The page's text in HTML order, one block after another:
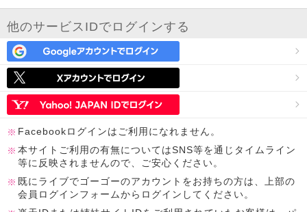
他のサービスIDでログインする
Facebookログインはご利用になれません。
本サイトご利用の有無についてはSNS等を通じタイムライン
等に反映されませんので、ご安心ください。
既にライブでゴーゴーのアカウントをお持ちの方は、上部の
会員ログインフォームからログインしてください。